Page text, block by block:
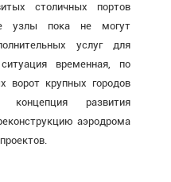
столичных портов
узлы пока не могут
услуг для
временная, по
ворот крупных городов
концепция развития
аэродрома